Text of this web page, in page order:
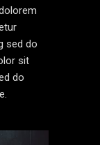
sed do
sit
do